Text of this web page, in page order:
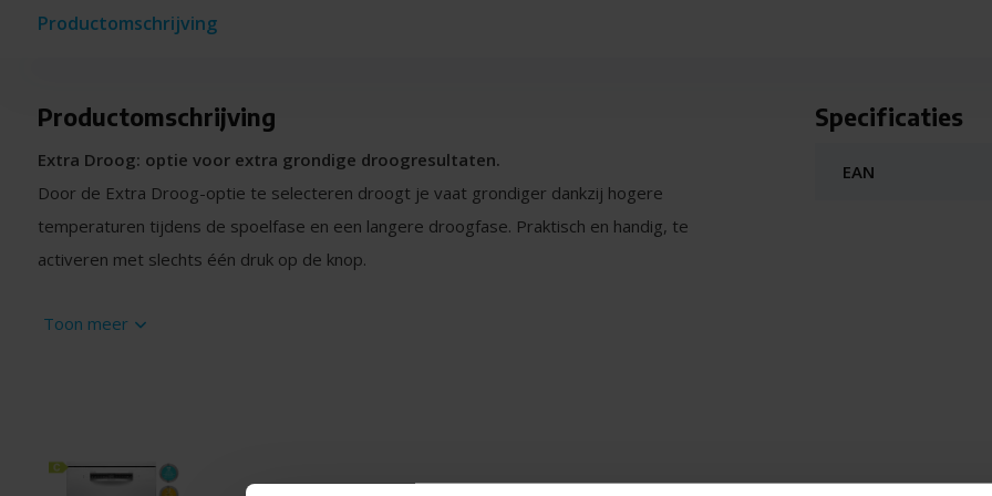
Productomschrijving
Productomschrijving
Extra Droog: optie voor extra grondige droogresultaten.
Door de Extra Droog-optie te selecteren droogt je vaat grondiger dankzij hogere
temperaturen tijdens de spoelfase en een langere droogfase. Praktisch en handig, te
activeren met slechts één druk op de knop.
bereikt, omdat ze effectief zijn tegen meer veerkrachtige virussen, waaronder 'omhulde' en
Toon meer
Specificaties
EAN